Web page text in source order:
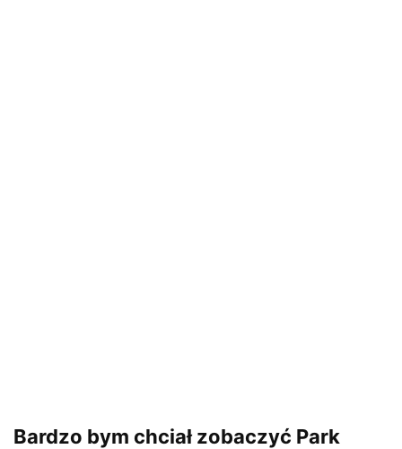
Bardzo bym chciał zobaczyć Park